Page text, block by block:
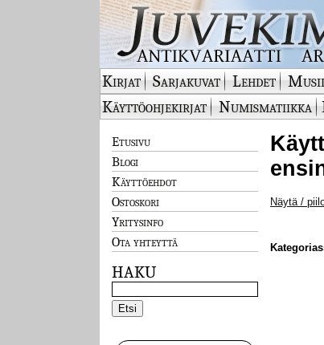
Kirjat Sarjakuvat Lehdet
Käyttöohjekirjat
Numismatiikka
Etusivu
Blogi
Käyttöehdot
Ostoskori
Yritysinfo
Ota yhteyttä
HAKU
Näytä /